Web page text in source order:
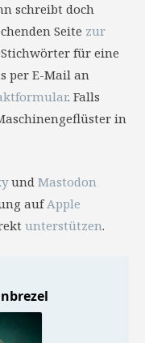
schreibt doch
Seite zur
für eine
per E-Mail an
. Falls
in
und Mastodon
aufApple
unterstützen.